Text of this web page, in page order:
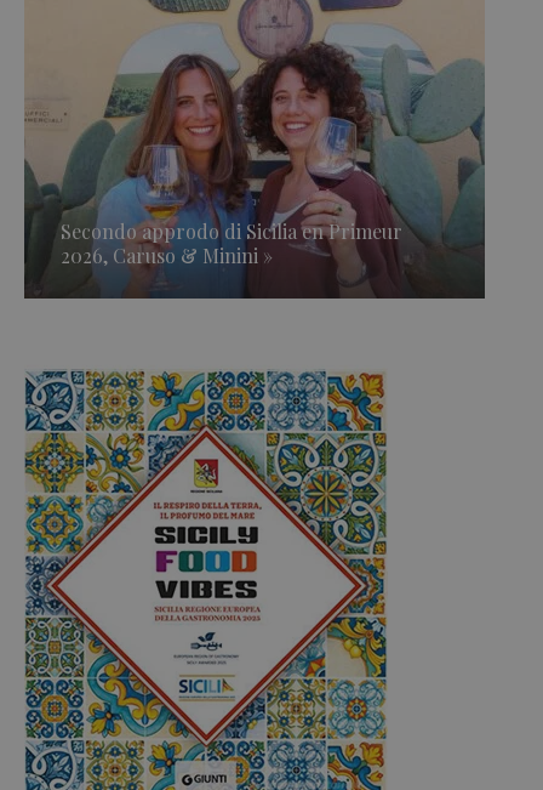
Secondo approdo di Sicilia en Primeur
2026, Caruso & Minini »